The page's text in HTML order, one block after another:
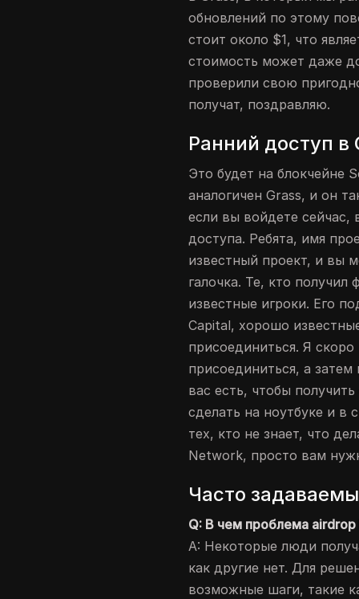
обновлений по этому
стоит около $1, что
стоимость может даже
проверили свою
получат, поздравляю.
Ранний доступ в
Это будет на блокчейне
аналогичен Grass, и он
если вы войдете сейчас,
доступа. Ребята, имя
известный проект, и вы
галочка. Те, кто
известные игроки. Его
Capital, хорошо
присоединиться. Я
присоединиться, а
вас есть, чтобы
сделать на ноутбуке и в
тех, кто не знает, что
Network, просто вам
Часто
Q: В чем проблема
A: Некоторые люди
как другие нет. Для
возможные шаги, такие